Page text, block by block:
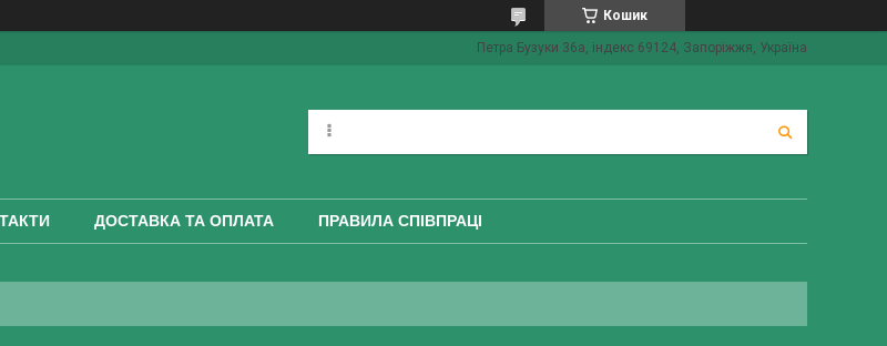
Кошик
Петра Бузуки 36a, індекс 69124, Запоріжжя, Україна
ДОСТАВКА ТА ОПЛАТА ПРАВИЛА СПІВПРАЦІ